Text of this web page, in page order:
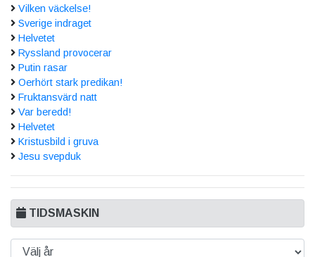
Vilken väckelse!
Sverige indraget
Helvetet
Ryssland provocerar
Putin rasar
Oerhört stark predikan!
Fruktansvärd natt
Var beredd!
Helvetet
Kristusbild i gruva
Jesu svepduk
TIDSMASKIN